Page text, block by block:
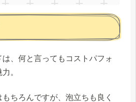
、何と言ってもコストパフォ
。
ちろんですが、泡立ちも良く